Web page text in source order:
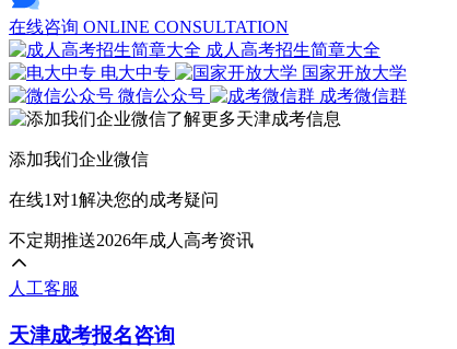
在线咨询 ONLINE CONSULTATION
成人高考招生简章大全
电大中专
国家开放大学
微信公众号
成考微信群
添加我们企业微信
在线1对1解决您的成考疑问
不定期推送2026年成人高考资讯
人工客服
天津成考报名咨询